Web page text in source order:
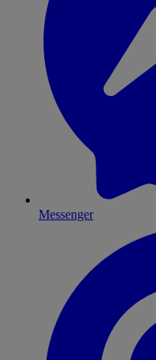
Messenger